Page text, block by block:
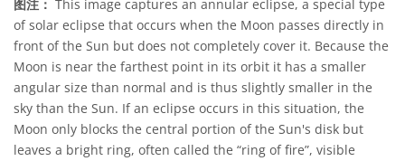
图注： This image captures an annular eclipse, a special type
of solar eclipse that occurs when the Moon passes directly in
front of the Sun but does not completely cover it. Because the
Moon is near the farthest point in its orbit it has a smaller
angular size than normal and is thus slightly smaller in the
sky than the Sun. If an eclipse occurs in this situation, the
Moon only blocks the central portion of the Sun's disk but
leaves a bright ring, often called the “ring of fire”, visible